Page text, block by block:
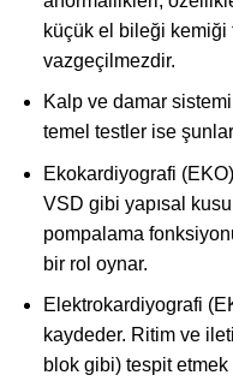
küçük el bileği kemiği
vazgeçilmezdir.
Kalp ve damar
temel testler ise
Ekokardiyografi
VSD gibi yapısal
pompalama
bir rol oynar.
Elektrokardiyografi
kaydeder. Ritim ve
blok gibi) tespit etmek